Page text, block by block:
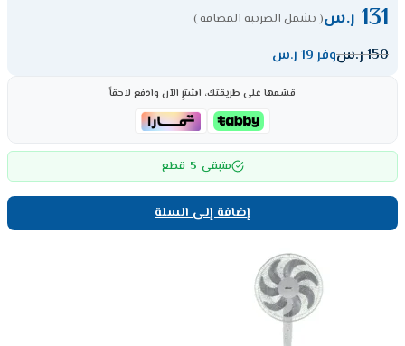
131 ر.س( يشمل الضريبة المضافة )
150ر.سوفر 19 ر.س
قسّمها على طريقتك، اشترِ الآن وادفع لاحقاً
متبقي 5 قطع
إضافة إلى السلة